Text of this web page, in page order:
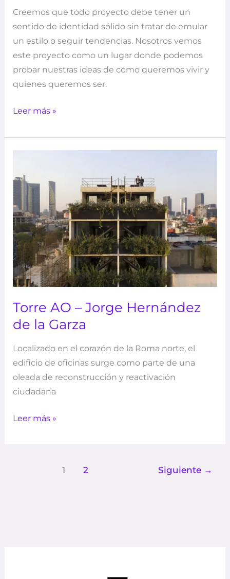
Creemos que todo proyecto debe tener un
sentido de identidad sólido sin tratar de emular
un estilo o seguir tendencias. Nosotros vemos
este proyecto como un lugar donde podemos
probar nuestras ideas de cómo queremos vivir y
quienes queremos ser.
Leer más »
Torre AO – Jorge Hernández
de la Garza
Localizado en el corazón de la Roma norte, el
edificio de oficinas surge como parte de una
oleada de reconstrucción y reactivación
ciudadana
Jorge
Hernández
de
la
Garza
Leer más »
1 2 Siguiente →